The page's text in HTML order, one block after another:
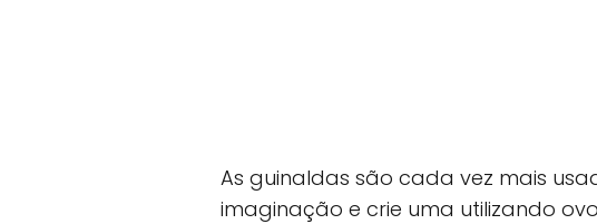
As guinaldas são cada vez mais
imaginação e crie uma utilizando